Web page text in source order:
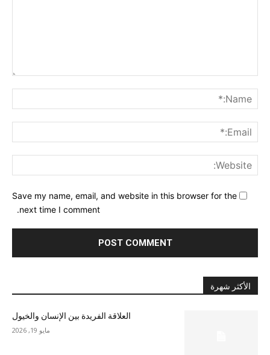
Save my name, email, and website in this browser for the
next time I comment.
الأكثر شهرة
العلاقة الفريدة بين الإنسان والخيول
مايو 19, 2026